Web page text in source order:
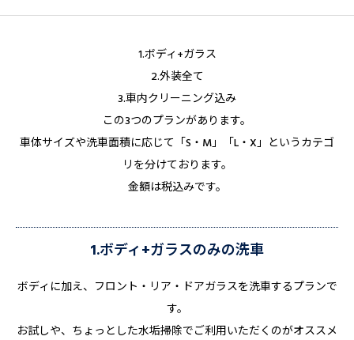
1.ボディ+ガラス
2.外装全て
3.車内クリーニング込み
この3つのプランがあります。
車体サイズや洗車面積に応じて「S・M」「L・X」というカテゴ
リを分けております。
金額は税込みです。
1.ボディ+ガラスのみの洗車
ボディに加え、フロント・リア・ドアガラスを洗車するプランで
す。
お試しや、ちょっとした水垢掃除でご利用いただくのがオススメ